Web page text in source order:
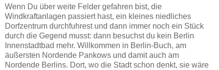
Wenn Du über weite Felder gefahren bist, die
Windkraftanlagen passiert hast, ein kleines niedliches
Dorfzentrum durchfuhrest und dann immer noch ein Stück
durch die Gegend musst: dann besuchst du kein Berlin
Innenstadtbad mehr. Willkommen in Berlin-Buch, am
äußersten Nordende Pankows und damit auch am
Nordende Berlins. Dort, wo die Stadt schon denkt, sie wäre